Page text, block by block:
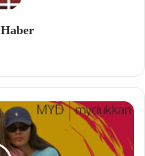
site
si